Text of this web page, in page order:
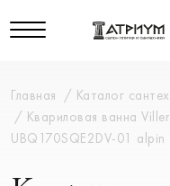
Главная Каталог
Квариловая ванна
UBQ170SQE2DV-01 alpin